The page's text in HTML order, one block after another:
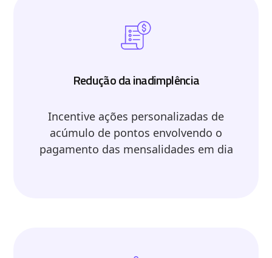
Redução da inadimplência
Incentive ações personalizadas de
acúmulo de pontos envolvendo o
pagamento das mensalidades em dia